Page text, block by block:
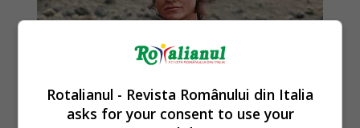
Rotalianul - Revista Românului din Italia
asks for your consent to use your